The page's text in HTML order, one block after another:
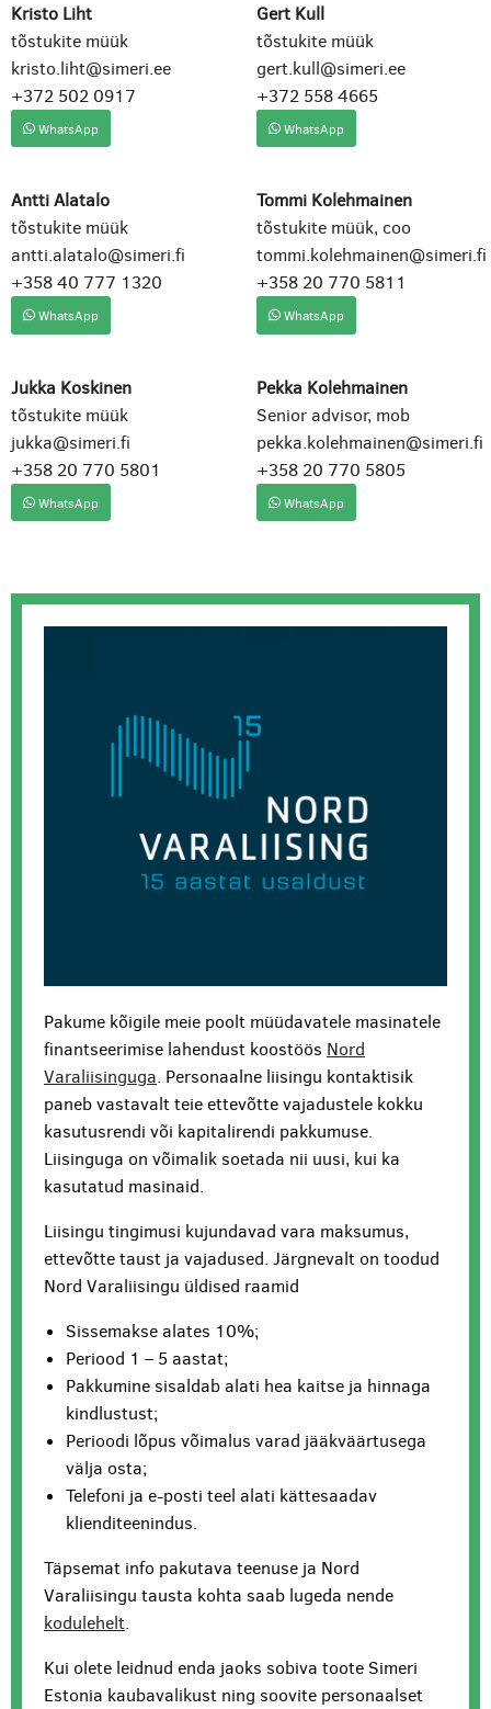
Kristo Liht
tõstukite müük
kristo.liht@simeri.ee
+372 502 0917
WhatsApp
Gert Kull
tõstukite müük
gert.kull@simeri.ee
+372 558 4665
WhatsApp
Antti Alatalo
tõstukite müük
antti.alatalo@simeri.fi
+358 40 777 1320
WhatsApp
Tommi Kolehmainen
tõstukite müük, coo
tommi.kolehmainen@simeri.fi
+358 20 770 5811
WhatsApp
Jukka Koskinen
tõstukite müük
jukka@simeri.fi
+358 20 770 5801
WhatsApp
Pekka Kolehmainen
Senior advisor, mob
pekka.kolehmainen@simeri.fi
+358 20 770 5805
WhatsApp
Pakume kõigile meie poolt müüdavatele masinatele
finantseerimise lahendust koostöös Nord
Varaliisinguga. Personaalne liisingu kontaktisik
paneb vastavalt teie ettevõtte vajadustele kokku
kasutusrendi või kapitalirendi pakkumuse.
Liisinguga on võimalik soetada nii uusi, kui ka
kasutatud masinaid.
Liisingu tingimusi kujundavad vara maksumus,
ettevõtte taust ja vajadused. Järgnevalt on toodud
Nord Varaliisingu üldised raamid
Sissemakse alates 10%;
Periood 1 – 5 aastat;
Pakkumine sisaldab alati hea kaitse ja hinnaga
kindlustust;
Perioodi lõpus võimalus varad jääkväärtusega
välja osta;
Telefoni ja e-posti teel alati kättesaadav
klienditeenindus.
Täpsemat info pakutava teenuse ja Nord
Varaliisingu tausta kohta saab lugeda nende
kodulehelt.
Kui olete leidnud enda jaoks sobiva toote Simeri
Estonia kaubavalikust ning soovite personaalset